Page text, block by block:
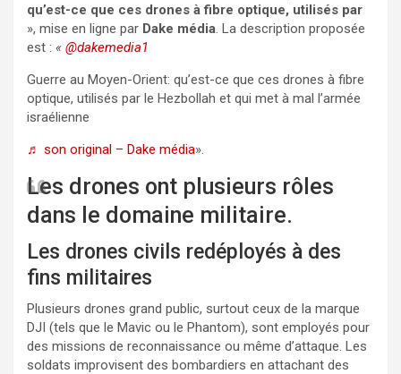
qu’est-ce que ces drones à fibre optique, utilisés par
», mise en ligne par Dake média. La description proposée
est : « @dakemedia1
Guerre au Moyen-Orient: qu’est-ce que ces drones à fibre
optique, utilisés par le Hezbollah et qui met à mal l’armée
israélienne
♬ son original – Dake média».
Les drones ont plusieurs rôles
dans le domaine militaire.
Les drones civils redéployés à des
fins militaires
Plusieurs drones grand public, surtout ceux de la marque
DJI (tels que le Mavic ou le Phantom), sont employés pour
des missions de reconnaissance ou même d’attaque. Les
soldats improvisent des bombardiers en attachant des